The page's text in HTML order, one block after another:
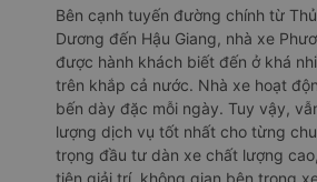
Bên cạnh tuyến đường chính từ
Dương đến Hậu Giang, nhà xe
được hành khách biết đến ở khá
trên khắp cả nước. Nhà xe hoạt
bến dày đặc mỗi ngày. Tuy vậy,
lượng dịch vụ tốt nhất cho từng
trọng đầu tư dàn xe chất lượng